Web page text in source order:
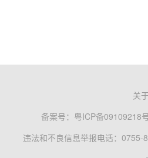
关
备案号： 粤ICP备09109218
违法和不良信息举报电话：0755-